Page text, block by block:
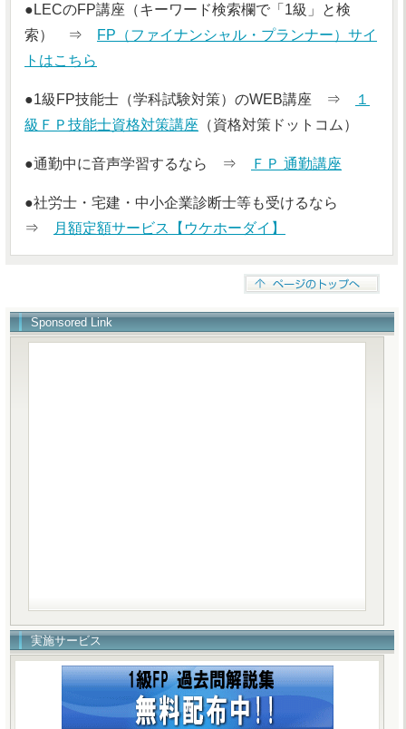
●LECのFP講座（キーワード検索欄で「1級」と検
索） ⇒
FP（ファイナンシャル・プランナー）サイ
トはこちら
●1級FP技能士（学科試験対策）のWEB講座 ⇒
１
級ＦＰ技能士資格対策講座 （資格対策ドットコム）
●通勤中に音声学習するなら ⇒ ＦＰ 通勤講座
●社労士・宅建・中小企業診断士等も受けるなら
⇒
月額定額サービス【ウケホーダイ】
Sponsored Link
実施サービス